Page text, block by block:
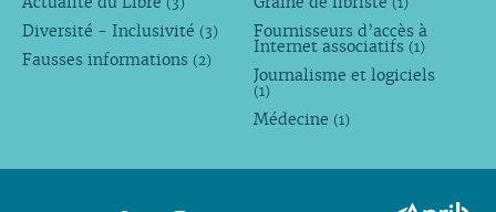
Diversité - Inclusivité (3)
Fausses informations (2)
Fournisseurs d’accès à
Internet associatifs (1)
Journalisme et logiciels
(1)
Médecine (1)